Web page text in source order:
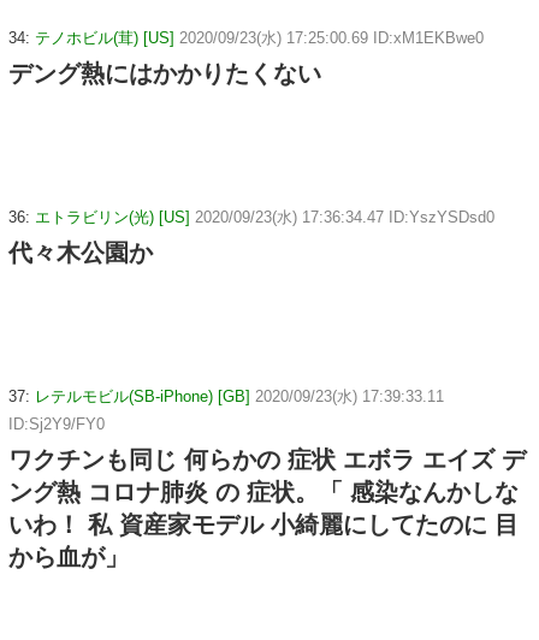
34: テノホビル(茸) [US] 2020/09/23(水) 17:25:00.69 ID:xM1EKBwe0
デング熱にはかかりたくない
36: エトラビリン(光) [US] 2020/09/23(水) 17:36:34.47 ID:YszYSDsd0
代々木公園か
37: レテルモビル(SB-iPhone) [GB] 2020/09/23(水) 17:39:33.11
ID:Sj2Y9/FY0
ワクチンも同じ 何らかの 症状 エボラ エイズ デ
ング熱 コロナ肺炎 の 症状。「 感染なんかしな
いわ！ 私 資産家モデル 小綺麗にしてたのに 目
から血が」